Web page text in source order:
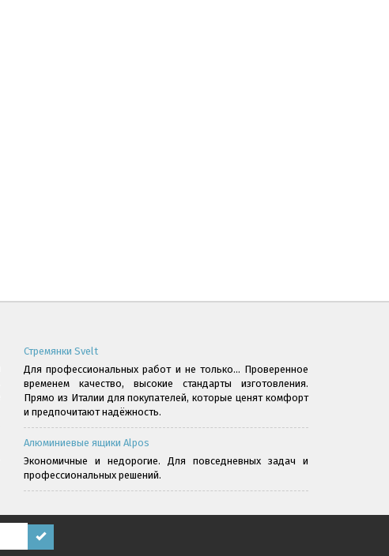
Стремянки Svelt
Для профессиональных работ и не только... Проверенное
временем качество, высокие стандарты изготовления.
Прямо из Италии для покупателей, которые ценят комфорт
и предпочитают надёжность.
Алюминиевые ящики Alpos
Экономичные и недорогие. Для повседневных задач и
профессиональных решений.